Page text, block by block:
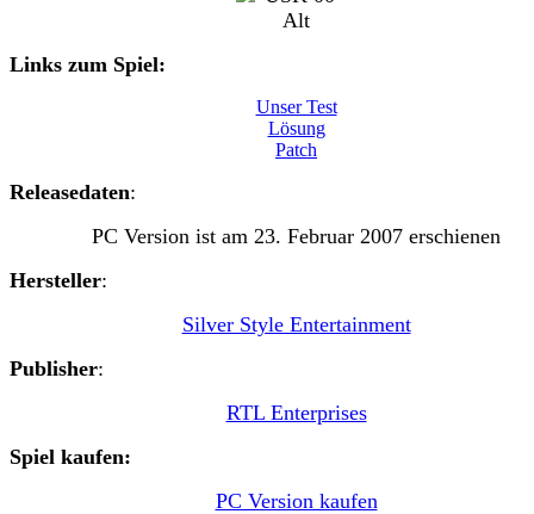
Links zum Spiel:
Unser Test
Lösung
Patch
Releasedaten:
PC Version ist am 23. Februar 2007 erschienen
Hersteller:
Silver Style Entertainment
Publisher:
RTL Enterprises
Spiel kaufen:
PC Version kaufen